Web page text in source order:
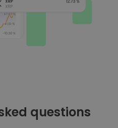
questions